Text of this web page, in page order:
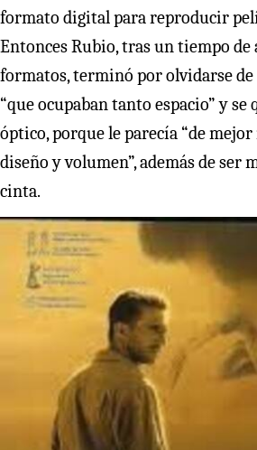
formato digital para reproducir
Entonces Rubio, tras un tiempo
formatos, terminó por olvidarse de
“que ocupaban tanto espacio” y se
óptico, porque le parecía “de
diseño y volumen”, además de ser
cinta.